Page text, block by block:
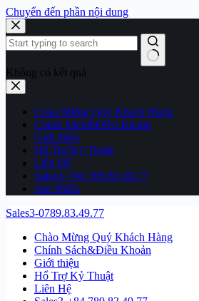
Chuyển đến phần nội dung
Không có kết quả
Chào Mừng Quý Khách Hàng
Chính Sách&Điều Khoản
Giới thiệu
Hổ Trợ Kỷ Thuật
Liên Hệ
Sales3-+84.789.83.49.77
Sản Phẩm
Sales3-0789.83.49.77
Chào Mừng Quý Khách Hàng
Chính Sách&Điều Khoản
Giới thiệu
Hổ Trợ Kỷ Thuật
Liên Hệ